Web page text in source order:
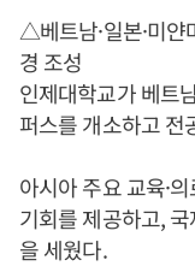
△베트남·일본·미
경 조성
인제대학교가 베트
퍼스를 개소하고 전
아시아 주요 교육·
기회를 제공하고,
을 세웠다.